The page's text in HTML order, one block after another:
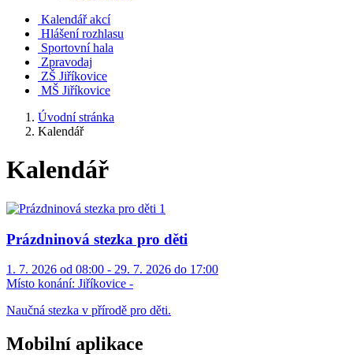
Kalendář akcí
Hlášení rozhlasu
Sportovní hala
Zpravodaj
ZŠ Jiříkovice
MŠ Jiříkovice
Úvodní stránka
Kalendář
Kalendář
Prázdninová stezka pro děti
1. 7. 2026 od 08:00 - 29. 7. 2026 do 17:00
Místo konání: Jiříkovice -
Naučná stezka v přírodě pro děti.
Mobilní aplikace